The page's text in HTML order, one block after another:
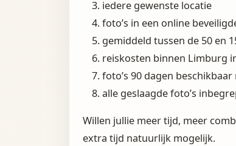
iedere gewenste locatie
foto’s in een online
gemiddeld tussen de 50 en
reiskosten binnen Limburg
foto’s 90 dagen
alle geslaagde foto’s
Willen jullie meer tijd, meer
extra tijd natuurlijk mogelijk.